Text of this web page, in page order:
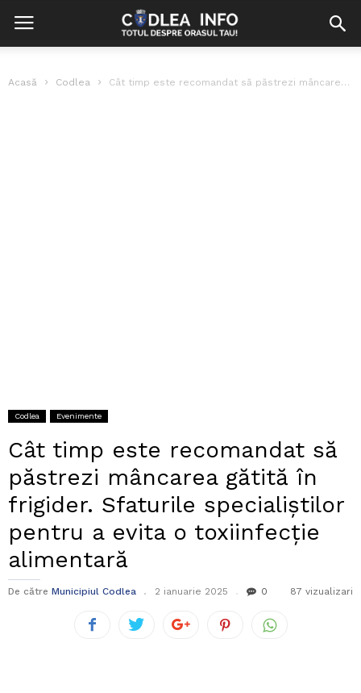
Acasă Codlea Cât timp este recomandat să păstrezi mâncarea gătită în frigider. Sfaturile specialiștilor...
Codlea Evenimente
Cât timp este recomandat să
păstrezi mâncarea gătită în
frigider. Sfaturile specialiștilor
pentru a evita o toxiinfecție
alimentară
De către Municipiul Codlea 2 ianuarie 2025 0 87 vizualizari